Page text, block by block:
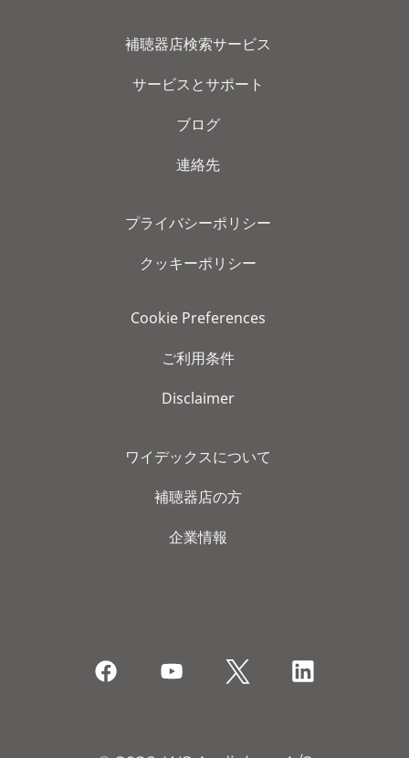
補聴器店検索サービス
サービスとサポート
ブログ
連絡先
プライバシーポリシー
クッキーポリシー
Cookie Preferences
ご利用条件
Disclaimer
ワイデックスについて
補聴器店の方
企業情報